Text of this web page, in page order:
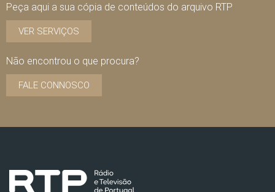
Peça aqui a sua cópia de conteúdos do arquivo RTP
VER SERVIÇOS
Não encontrou o que procura?
FALE CONNOSCO